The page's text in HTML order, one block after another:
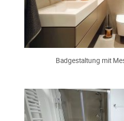
Badgestaltung mit